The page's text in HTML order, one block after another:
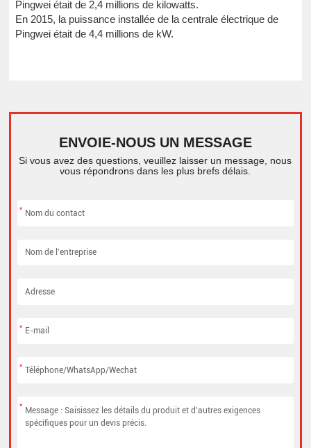
Pingwei était de 2,4 millions de kilowatts.
En 2015, la puissance installée de la centrale électrique de
Pingwei était de 4,4 millions de kW.
ENVOIE-NOUS UN MESSAGE
Si vous avez des questions, veuillez laisser un message, nous
vous répondrons dans les plus brefs délais.
*
*
*
*